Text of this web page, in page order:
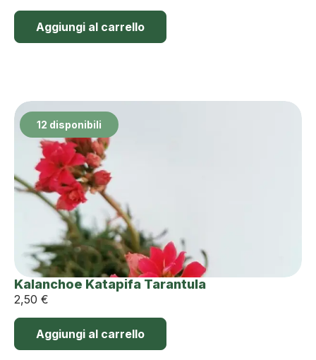
Aggiungi al carrello
12 disponibili
Kalanchoe Katapifa Tarantula
2,50 €
Aggiungi al carrello